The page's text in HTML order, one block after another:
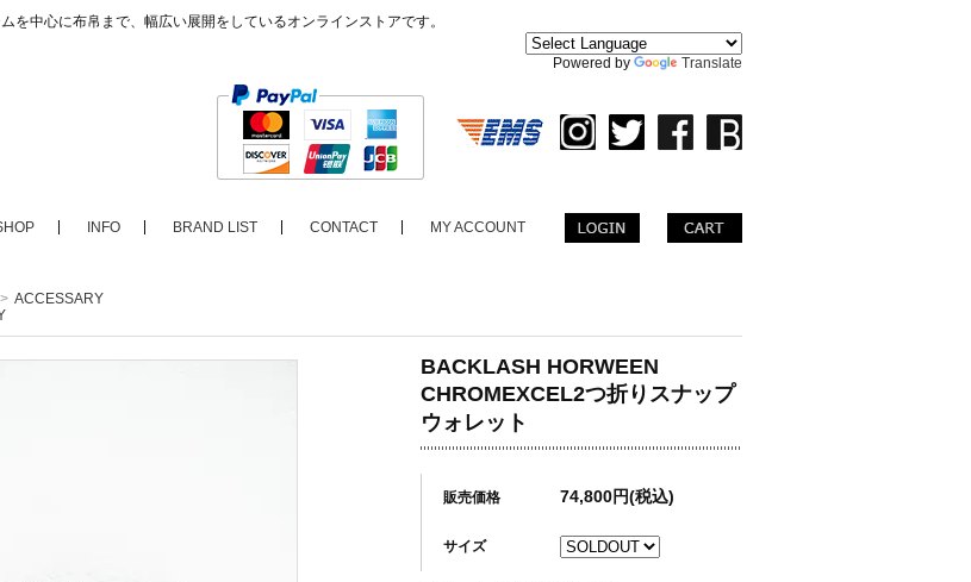
中心に布帛まで、幅広い展開をしているオンラインストアです。
Powered by Translate
INFO BRAND LIST CONTACT MY ACCOUNT
> ACCESSARY
BACKLASH HORWEEN
CHROMEXCEL2つ折りスナップ
ウォレット
販売価格 74,800円(税込)
サイズ